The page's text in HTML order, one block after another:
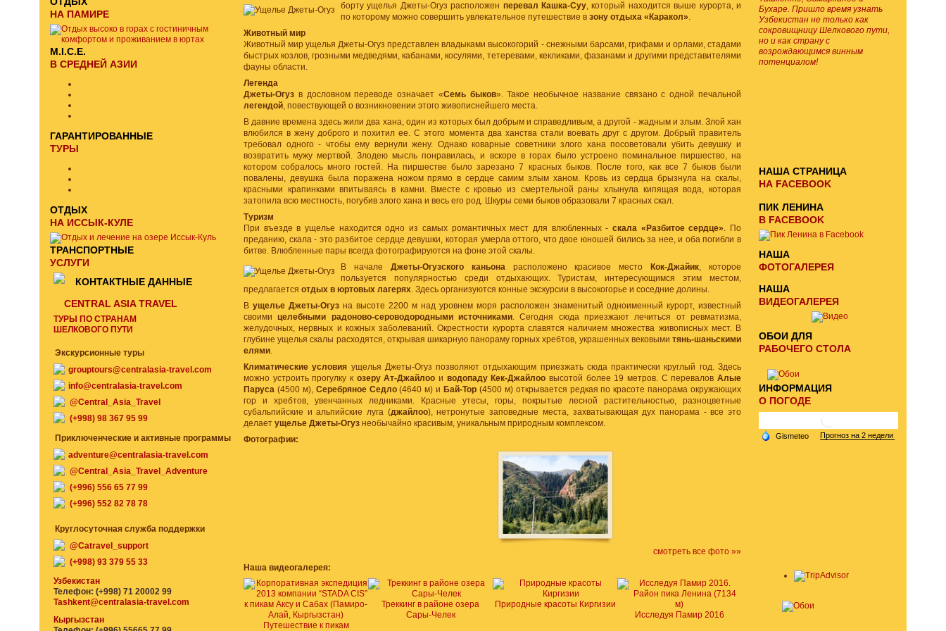
борту ущелья Джеты-Огуз расположен перевал Кашка-Суу, который находится выше курорта, и
по которому можно совершить увлекательное путешествие в зону отдыха «Каракол».
Животный мир
Животный мир ущелья Джеты-Огуз представлен владыками высокогорий - снежными барсами, грифами и орлами, стадами
быстрых козлов, грозными медведями, кабанами, косулями, тетеревами, кекликами, фазанами и другими представителями
фауны области.
Легенда
Джеты-Огуз в дословном переводе означает «Семь быков». Такое необычное название связано с одной печальной
легендой, повествующей о возникновении этого живописнейшего места.
В давние времена здесь жили два хана, один из которых был добрым и справедливым, а другой - жадным и злым. Злой хан
влюбился в жену доброго и похитил ее. С этого момента два ханства стали воевать друг с другом. Добрый правитель
требовал одного - чтобы ему вернули жену. Однако коварные советники злого хана посоветовали убить девушку и
возвратить мужу мертвой. Злодею мысль понравилась, и вскоре в горах было устроено поминальное пиршество, на
котором собралось много гостей. На пиршестве было зарезано 7 красных быков. После того, как все 7 быков были
повалены, девушка была поражена ножом прямо в сердце самим злым ханом. Кровь из сердца брызнула на скалы,
красными крапинками впитываясь в камни. Вместе с кровью из смертельной раны хлынула кипящая вода, которая
затопила всю местность, погубив злого хана и весь его род. Шкуры семи быков образовали 7 красных скал.
Туризм
При въезде в ущелье находится одно из самых романтичных мест для влюбленных - скала «Разбитое сердце». По
преданию, скала - это разбитое сердце девушки, которая умерла оттого, что двое юношей бились за нее, и оба погибли в
битве. Влюбленные пары всегда фотографируются на фоне этой скалы.
В начале Джеты-Огузского каньонарасположено красивое место Кок-Джайик, которое
пользуется популярностью среди отдыхающих. Туристам, интересующимся этим местом,
предлагается отдых в юртовых лагерях. Здесь организуются конные экскурсии в высокогорье и соседние долины.
В ущелье Джеты-Огуз на высоте 2200 м над уровнем моря расположен знаменитый одноименный курорт, известный
своимицелебными радоново-сероводородными источниками. Сегодня сюда приезжают лечиться от ревматизма,
желудочных, нервных и кожных заболеваний. Окрестности курорта славятся наличием множества живописных мест. В
глубине ущелья скалы расходятся, открывая шикарную панораму горных хребтов, украшенных вековыми тянь-шаньскими
елями.
Климатические условия ущелья Джеты-Огуз позволяют отдыхающим приезжать сюда практически круглый год. Здесь
можно устроить прогулку к озеру Ат-Джайлоо и водопаду Кек-Джайлоо высотой более 19 метров. С переваловАлые
Паруса (4500 м), Серебряное Седло(4640 м) и Бай-Тор (4500 м) открывается редкая по красоте панорама окружающих
гор и хребтов, увенчанных ледниками. Красные утесы, горы, покрытые лесной растительностью, разноцветные
субальпийские и альпийские луга (джайлоо), нетронутые заповедные места, захватывающая дух панорама - все это
делает ущелье Джеты-Огуз необычайно красивым, уникальным природным комплексом.
Фотографии:
смотреть все фото »»
Наша видеогалерея:
Путешествие к пикам
Треккинг в районе озера
Сары-Челек
Природные красоты Киргизии
Исследуя Памир 2016
НА ПАМИРЕ
M.I.C.E.
В СРЕДНЕЙ АЗИИ
ГАРАНТИРОВАННЫЕ
ТУРЫ
ОТДЫХ
НА ИССЫК-КУЛЕ
ТРАНСПОРТНЫЕ
УСЛУГИ
КОНТАКТНЫЕ ДАННЫЕ
CENTRAL ASIA TRAVEL
ТУРЫ ПО СТРАНАМ
ШЕЛКОВОГО ПУТИ
Экскурсионные туры
grouptours@centralasia-travel.com
info@centralasia-travel.com
@Central_Asia_Travel
(+998) 98 367 95 99
Приключенческие и активные программы
adventure@centralasia-travel.com
@Central_Asia_Travel_Adventure
(+996) 556 65 77 99
(+996) 552 82 78 78
Круглосуточная служба поддержки
@Catravel_support
(+998) 93 379 55 33
Узбекистан
Телефон: (+998) 71 20002 99
Tashkent@centralasia-travel.com
Кыргызстан
Бухаре. Пришло время узнать
Узбекистан не только как
сокровищницу Шелкового пути,
но и как страну с
возрождающимся винным
потенциалом!
НАША СТРАНИЦА
НА FACEBOOK
ПИК ЛЕНИНА
В FACEBOOK
НАША
ФОТОГАЛЕРЕЯ
НАША
ВИДЕОГАЛЕРЕЯ
ОБОИ ДЛЯ
РАБОЧЕГО СТОЛА
ИНФОРМАЦИЯ
О ПОГОДЕ